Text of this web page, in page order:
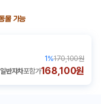
물 가능
1 %170,100원
일반자차포함가168,100원